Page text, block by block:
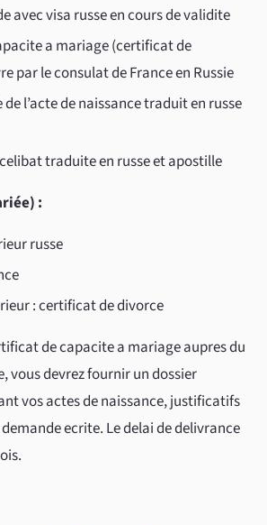
avec visa russe en cours de validite
a mariage (certificat de
par le consulat de France en Russie
l’acte de naissance traduit en russe
traduite en russe et apostille
:
russe
: certificat de divorce
de capacite a mariage aupres du
vous devrez fournir un dossier
vos actes de naissance, justificatifs
ecrite. Le delai de delivrance